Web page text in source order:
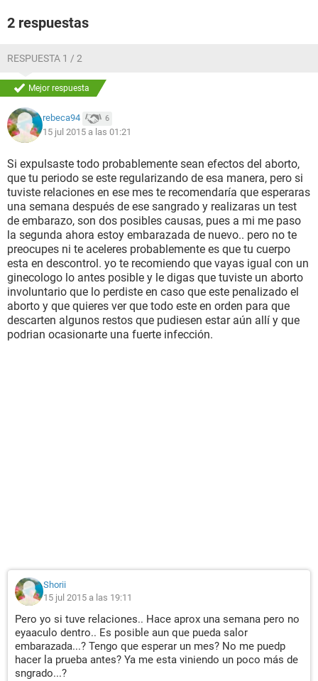
2 respuestas
RESPUESTA 1 / 2
Mejor respuesta
rebeca94 6
15 jul 2015 a las 01:21
Si expulsaste todo probablemente sean efectos del aborto,
que tu periodo se este regularizando de esa manera, pero si
tuviste relaciones en ese mes te recomendaría que esperaras
una semana después de ese sangrado y realizaras un test
de embarazo, son dos posibles causas, pues a mi me paso
la segunda ahora estoy embarazada de nuevo.. pero no te
preocupes ni te aceleres probablemente es que tu cuerpo
esta en descontrol. yo te recomiendo que vayas igual con un
ginecologo lo antes posible y le digas que tuviste un aborto
involuntario que lo perdiste en caso que este penalizado el
aborto y que quieres ver que todo este en orden para que
descarten algunos restos que pudiesen estar aún allí y que
podrian ocasionarte una fuerte infección.
Shorii
15 jul 2015 a las 19:11
Pero yo si tuve relaciones.. Hace aprox una semana pero no
eyaaculo dentro.. Es posible aun que pueda salor
embarazada...? Tengo que esperar un mes? No me puedp
hacer la prueba antes? Ya me esta viniendo un poco más de
sngrado...?